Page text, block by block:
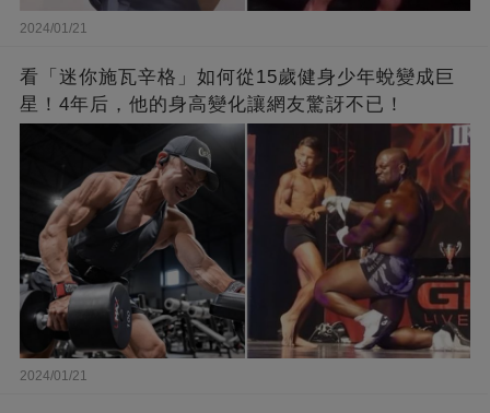
2024/01/21
看「迷你施瓦辛格」如何從15歲健身少年蛻變成巨
星！4年后，他的身高變化讓網友驚訝不已！
2024/01/21